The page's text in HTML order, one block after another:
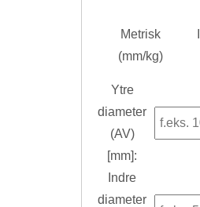
Metrisk
(mm/kg)
Ytre
diameter
(AV)
[mm]:
Indre
diameter